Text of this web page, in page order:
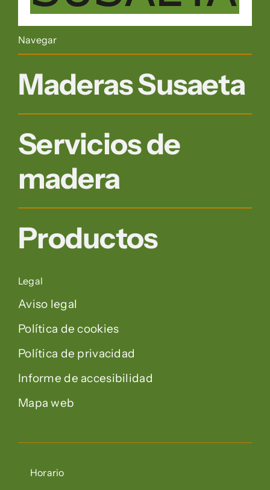
Navegar
Maderas Susaeta
Servicios de
madera
Productos
Legal
Aviso legal
Política de cookies
Política de privacidad
Informe de accesibilidad
Mapa web
Horario